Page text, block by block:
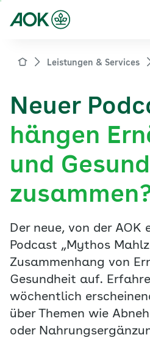
Hauptinhalt
aok.de Leistungen & Services
Neuer
hängen
und
Der neue, von der AOK
Podcast „Mythos
Zusammenhang von
Gesundheit auf.
wöchentlich
über Themen wie
oder